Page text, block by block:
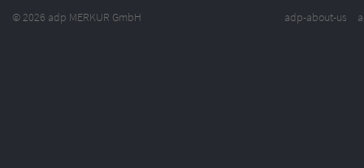
© 2026 adp MERKUR GmbH adp-about-us